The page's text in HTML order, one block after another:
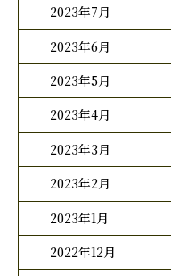
2023年7月
2023年6月
2023年5月
2023年4月
2023年3月
2023年2月
2023年1月
2022年12月